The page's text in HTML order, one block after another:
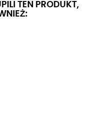
TEN PRODUKT,